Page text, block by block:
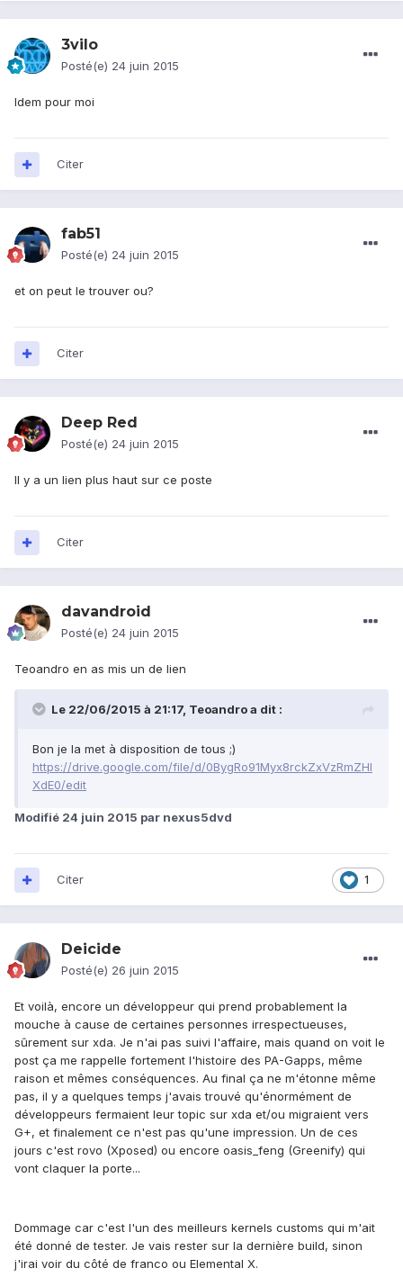
3vilo
Posté(e) 24 juin 2015
Idem pour moi
Citer
fab51
Posté(e) 24 juin 2015
et on peut le trouver ou?
Citer
Deep Red
Posté(e) 24 juin 2015
Il y a un lien plus haut sur ce poste
Citer
davandroid
Posté(e) 24 juin 2015
Teoandro en as mis un de lien
Le 22/06/2015 à 21:17, Teoandro a dit :
Bon je la met à disposition de tous ;)
https://drive.google.com/file/d/0BygRo91Myx8rckZxVzRmZHl
XdE0/edit
Modifié 24 juin 2015 par nexus5dvd
1
Citer
Deicide
Posté(e) 26 juin 2015
Et voilà, encore un développeur qui prend probablement la
mouche à cause de certaines personnes irrespectueuses,
sûrement sur xda. Je n'ai pas suivi l'affaire, mais quand on voit le
post ça me rappelle fortement l'histoire des PA-Gapps, même
raison et mêmes conséquences. Au final ça ne m'étonne même
pas, il y a quelques temps j'avais trouvé qu'énormément de
développeurs fermaient leur topic sur xda et/ou migraient vers
G+, et finalement ce n'est pas qu'une impression. Un de ces
jours c'est rovo (Xposed) ou encore oasis_feng (Greenify) qui
vont claquer la porte...
Dommage car c'est l'un des meilleurs kernels customs qui m'ait
été donné de tester. Je vais rester sur la dernière build, sinon
j'irai voir du côté de franco ou Elemental X.